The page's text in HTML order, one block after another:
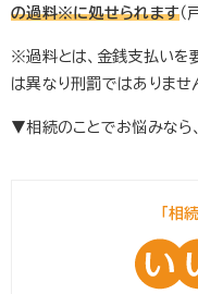
の過料※に処せられます（
※過料とは、金銭支払いを
は異なり刑罰ではありませ
▼相続のことでお悩みなら
「相続